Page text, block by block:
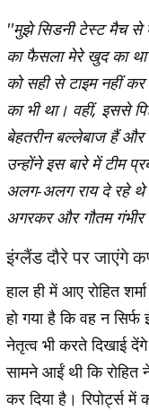
''मुझे सिडनी टेस्ट मैच से
का फैसला मेरे खुद का
को सही से टाइम नहीं
का भी था। वहीं, इससे
बेहतरीन बल्लेबाज हैं
उन्होंने इस बारे में टीम
अलग-अलग राय दे रहे
अगरकर और गौतम
इंग्लैंड दौरे पर जाएंगे
हाल ही में आए रोहित
हो गया है कि वह न सिर्फ
नेतृत्व भी करते दिखाई
सामने आईं थी कि रोहित
कर दिया है। रिपोर्ट्स